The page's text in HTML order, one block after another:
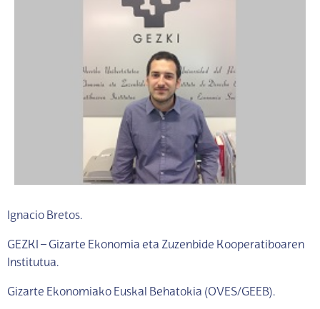
Ignacio Bretos.
GEZKI – Gizarte Ekonomia eta Zuzenbide Kooperatiboaren
Institutua.
Gizarte Ekonomiako Euskal Behatokia (OVES/GEEB).